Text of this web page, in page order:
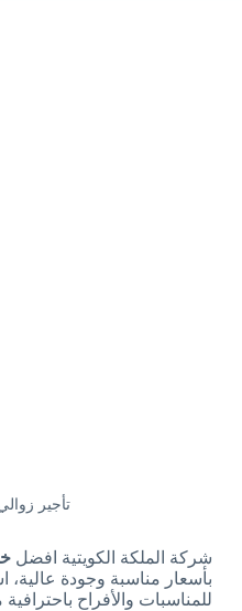
تأجير
شركة الملكة الكويتية افضل
بأسعار مناسبة وجودة عالية،
للمناسبات والأفراح